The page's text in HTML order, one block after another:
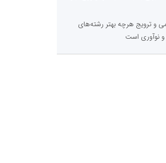
و ترویج هرچه بهتر رشته‌های
نوآوری است